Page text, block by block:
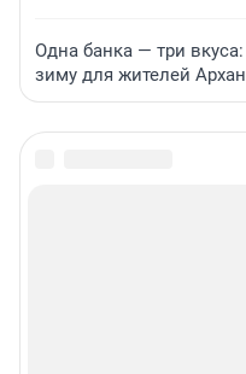
Одна банка — три
зиму для жителей